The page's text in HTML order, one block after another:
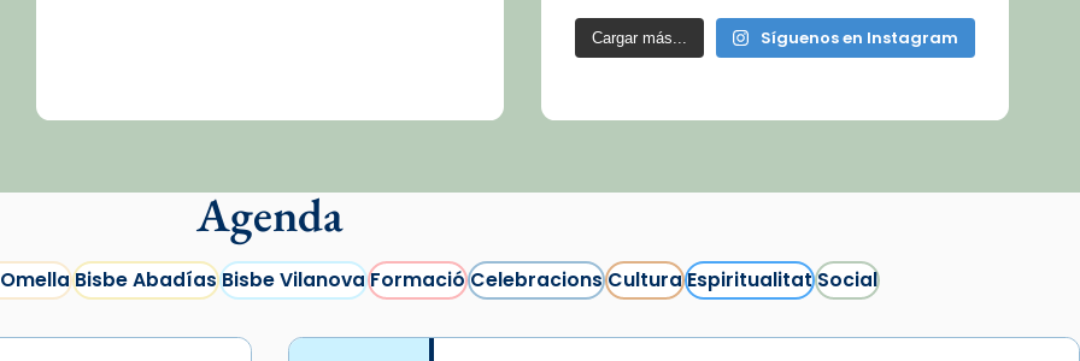
Cargar más... Síguenos en Instagram
Agenda
Bisbe AbadíasBisbe VilanovaFormacióCelebracionsCulturaEspiritualitatSocial